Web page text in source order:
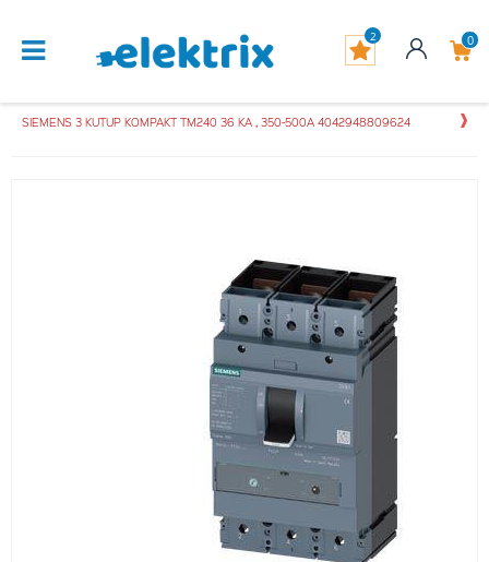
0
2
SIEMENS 3 KUTUP KOMPAKT TM240 36 KA , 350-500A 4042948809624